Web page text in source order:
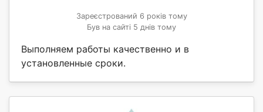
Зареєстрований 6 років тому
Був на сайті 5 днів тому
Выполняем работы качественно и в
установленные сроки.